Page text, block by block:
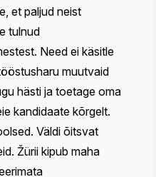
et paljud neist
tulnud
Need ei käsitle
muutvaid
hästi ja toetage oma
kandidaate kõrgelt.
Väldi õitsvat
Žürii kipub maha